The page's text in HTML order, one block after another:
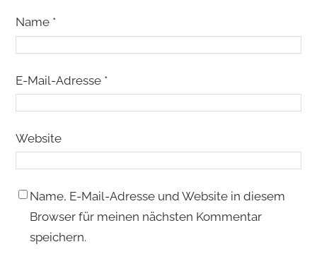
Name *
E-Mail-Adresse *
Website
Name, E-Mail-Adresse und Website in diesem
Browser für meinen nächsten Kommentar
speichern.